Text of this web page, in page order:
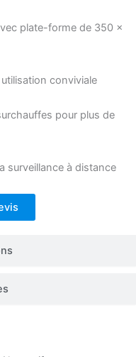
plate-forme de 350 ×
conviviale
pour plus de
surveillance à distance